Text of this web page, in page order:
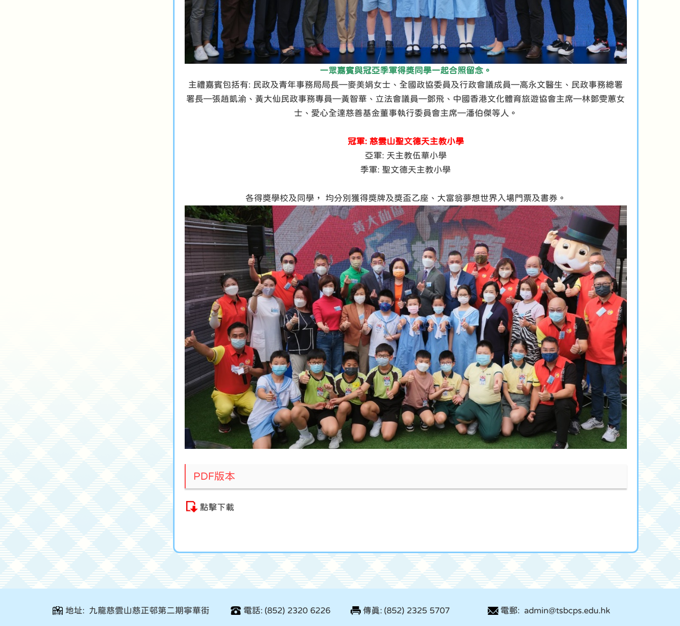
一眾嘉賓與冠亞季軍得獎同學一起合照留念。
主禮嘉賓包括有: 民政及青年事務局局長—麥美娟女士、全國政協委員及行政會議成員—高永文醫生、民政事務總署
署長—張趙凱渝、黃大仙民政事務專員—黃智華、立法會議員—鄧飛、中國香港文化體育旅遊協會主席—林鄧雯蕙女
士、愛心全達慈善基金董事執行委員會主席—潘伯傑等人。
冠軍: 慈雲山聖文德天主教小學
亞軍: 天主教伍華小學
季軍: 聖文德天主教小學
各得奬學校及同學， 均分別獲得獎牌及獎盃乙座、大富翁夢想世界入場門票及書券。
PDF版本
點擊下載
地址: 九龍慈雲山慈正邨第二期寧華街 電話: (852) 2320 6226 傳真: (852) 2325 5707 電郵: admin@tsbcps.edu.hk